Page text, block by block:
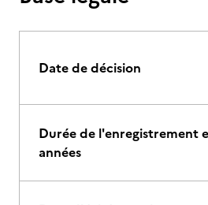
Date de décision
Durée de l'enregistrement
années